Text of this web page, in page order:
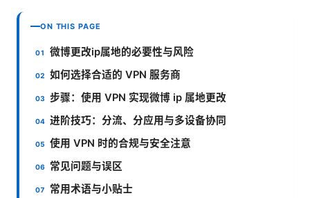
ON THIS PAGE
微博更改ip属地的必要性与风险
如何选择合适的 VPN 服务商
步骤：使用 VPN 实现微博 ip 属地更改
进阶技巧：分流、分应用与多设备协同
使用 VPN 时的合规与安全注意
常见问题与误区
常用术语与小贴士